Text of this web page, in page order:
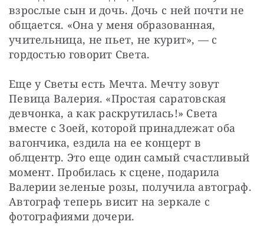
взрослые сын и дочь. Дочь с ней почти не
общается. «Она у меня образованная,
учительница, не пьет, не курит», — с
гордостью говорит Света.
Еще у Светы есть Мечта. Мечту зовут
Певица Валерия. «Простая саратовская
девчонка, а как раскрутилась!» Света
вместе с Зоей, которой принадлежат оба
вагончика, ездила на ее концерт в
облцентр. Это еще один самый счастливый
момент. Пробилась к сцене, подарила
Валерии зеленые розы, получила автограф.
Автограф теперь висит на зеркале с
фотографиями дочери.